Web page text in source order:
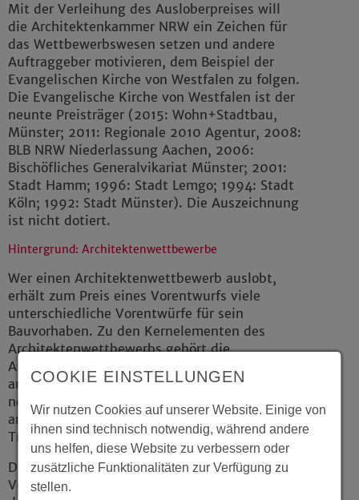
Mit der Verleihung des Ausloberpreises will
die Architektenkammer NRW ein Zeichen für
das Wettbewerbswesen setzen und andere
Auftraggeber motivieren, dem Beispiel der
Evangelischen Kirche von Westfalen zu folgen.
Die Evangelische Kirche von Westfalen ist der
neunte Preisträger (2015: Wohn+Stadtbau,
Münster; 2011: Regionale 2010 Agentur, 2008:
BLB NRW Niederlassung Aachen, 2006:
Bischöfliches Generalvikariat Münster; 2001:
Stadt Hamm; 1996: Stadt Lemgo; 1994: Stadt
Köln; 1992: Stadt Münster). Die Auszeichnung
ist nicht dotiert.
Hintergrund: Architektenwettbewerbe
Wer einen Architektenwettbewerb auslobt,
erhält zum Preis eines Vorentwurfs viele
unterschiedliche Vorentwürfe für sein
Bauvorhaben. Zu den Kernelementen des
Architektenwettbewerbs gehört die
Anonymität der Verfasser (eine Jury wählt aus
anonymisierten Planungsunterlagen aus), die
neutrale Bewertung der eingereichten Arbeiten
anhand eines festen Kriterienkatalogs und die
Transparenz des Verfahrens.
Der Architektenwettbewerb ist einzigartig als
Verfahren, für ein Projekt die beste Lösung und
COOKIE EINSTELLUNGEN
Wir nutzen Cookies auf unserer Website. Einige von
ihnen sind technisch notwendig, während andere
uns helfen, diese Website zu verbessern oder
zusätzliche Funktionalitäten zur Verfügung zu
stellen.